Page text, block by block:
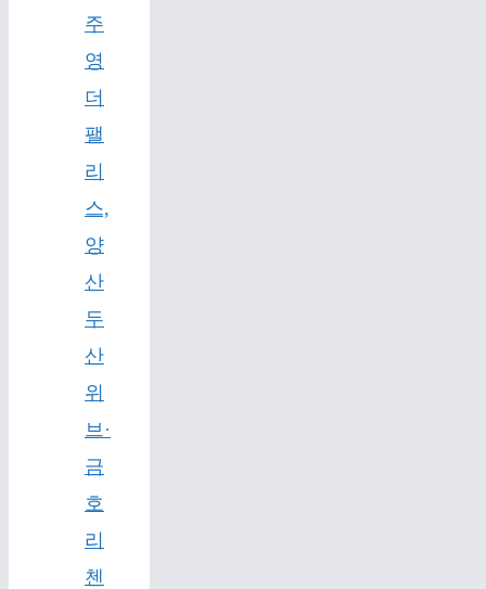
주
영
더
팰
리
스,
양
산
두
산
위
브·
금
호
리
첸